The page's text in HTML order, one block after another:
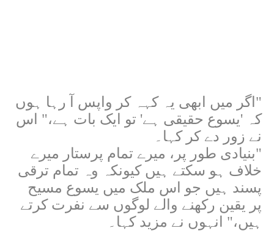
"اگر میں ابھی یہ کہہ کر واپس آ رہا ہوں
کہ 'یسوع حقیقی ہے' تو ایک بات ہے،" اس
نے زور دے کر کہا۔
"بنیادی طور پر، میرے تمام پرستار میرے
خلاف ہو سکتے ہیں کیونکہ وہ تمام ترقی
پسند ہیں جو اس ملک میں یسوع مسیح
پر یقین رکھنے والے لوگوں سے نفرت کرتے
ہیں،" انہوں نے مزید کہا۔